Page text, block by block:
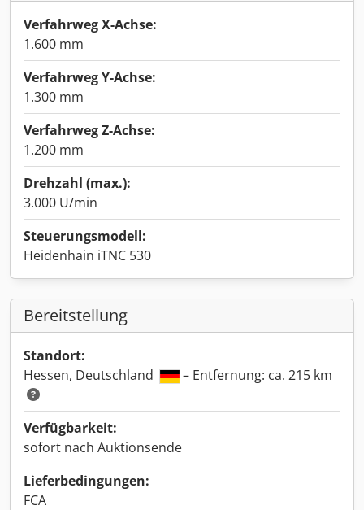
Verfahrweg X-Achse:
1.600 mm
Verfahrweg Y-Achse:
1.300 mm
Verfahrweg Z-Achse:
1.200 mm
Drehzahl (max.):
3.000 U/min
Steuerungsmodell:
Heidenhain iTNC 530
Bereitstellung
Standort:
Hessen, Deutschland
– Entfernung: ca. 215 km
Verfügbarkeit:
sofort nach Auktionsende
Lieferbedingungen:
FCA